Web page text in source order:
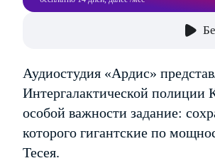
Аудиостудия «Ардис»
Интергалактической полиции
особой важности задание:
которого гигантские по
Тесея.